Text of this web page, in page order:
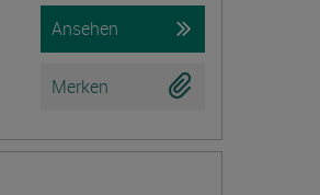
Ansehen
Merken